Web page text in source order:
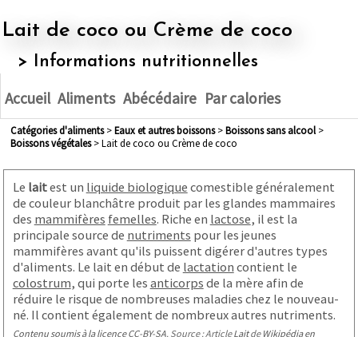
Lait de coco ou Crème de coco
> Informations nutritionnelles
Accueil Aliments Abécédaire Par calories
Catégories d'aliments> eaux et autres boissons> boissons sans alcool>
boissons végétales> Lait de coco ou Crème de coco
Le laitest un liquide biologique comestible généralement
de couleur blanchâtre produit par les glandes mammaires
des mammifères femelles. Riche en lactose, il est la
principale source de nutriments pour les jeunes
mammifères avant qu'ils puissent digérer d'autres types
d'aliments. Le lait en début de lactation contient le
colostrum, qui porte les anticorps de la mère afin de
réduire le risque de nombreuses maladies chez le nouveau-
né. Il contient également de nombreux autres nutriments.
Contenu soumis à la licence CC-BY-SA. Source : ArticleLaitde Wikipédia en